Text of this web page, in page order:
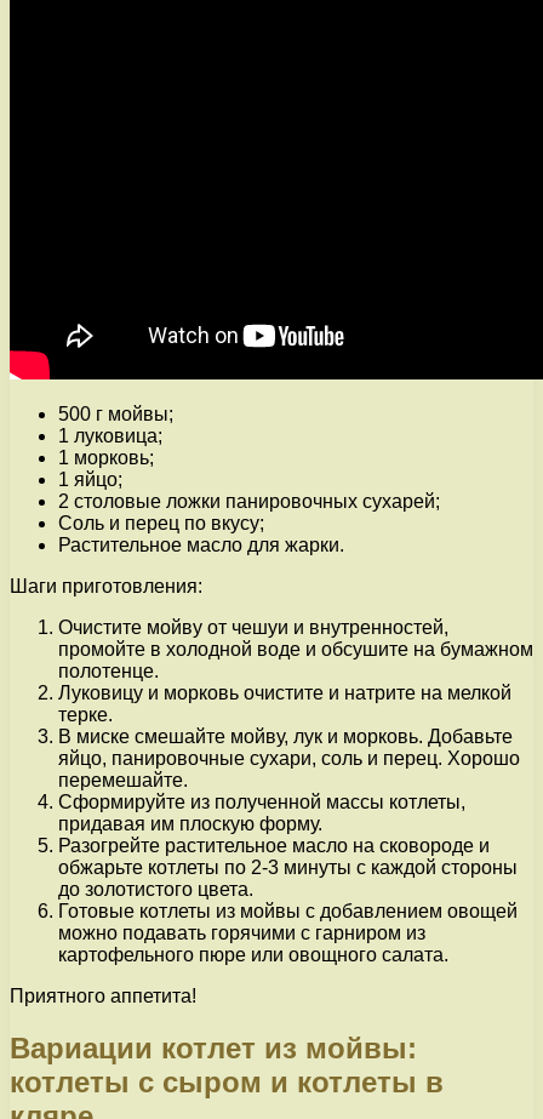
500 г мойвы;
1 луковица;
1 морковь;
1 яйцо;
2 столовые ложки панировочных сухарей;
Соль и перец по вкусу;
Растительное масло для жарки.
Шаги приготовления:
Очистите мойву от чешуи и внутренностей,
промойте в холодной воде и обсушите на бумажном
полотенце.
Луковицу и морковь очистите и натрите на мелкой
терке.
В миске смешайте мойву, лук и морковь. Добавьте
яйцо, панировочные сухари, соль и перец. Хорошо
перемешайте.
Сформируйте из полученной массы котлеты,
придавая им плоскую форму.
Разогрейте растительное масло на сковороде и
обжарьте котлеты по 2-3 минуты с каждой стороны
до золотистого цвета.
Готовые котлеты из мойвы с добавлением овощей
можно подавать горячими с гарниром из
картофельного пюре или овощного салата.
Приятного аппетита!
Вариации котлет из мойвы:
котлеты с сыром и котлеты в